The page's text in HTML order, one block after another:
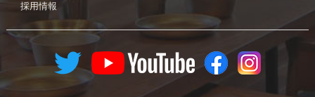
採用情報